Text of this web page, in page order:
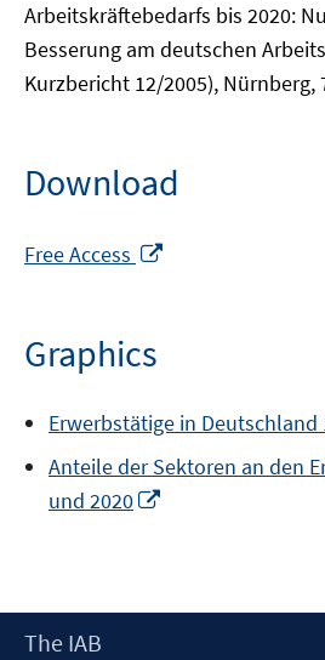
Arbeitskräftebedarfs bis 2020:
Besserung am deutschen
Kurzbericht 12/2005), Nürnberg,
Download
Free Access
Graphics
Erwerbstätige in Deutschland
Anteile der Sektoren an den
und 2020
window
Footer
The IAB